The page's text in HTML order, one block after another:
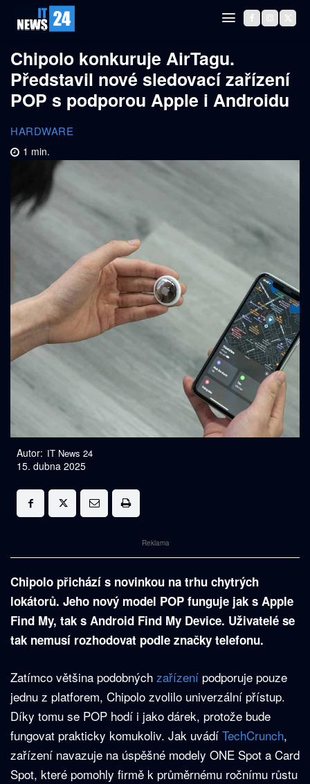
Chipolo konkuruje AirTagu.
Představil nové sledovací zařízení
POP s podporou Apple i Androidu
HARDWARE
1 min.
Autor: IT News 24
15. dubna 2025
Reklama
Chipolo přichází s novinkou na trhu chytrých
lokátorů. Jeho nový model POP funguje jak s Apple
Find My, tak s Android Find My Device. Uživatelé se
tak nemusí rozhodovat podle značky telefonu.
Zatímco většina podobných zařízení podporuje pouze
jednu z platforem, Chipolo zvolilo univerzální přístup.
Díky tomu se POP hodí i jako dárek, protože bude
fungovat prakticky komukoliv. Jak uvádí TechCrunch,
zařízení navazuje na úspěšné modely ONE Spot a Card
Spot, které pomohly firmě k průměrnému ročnímu růstu